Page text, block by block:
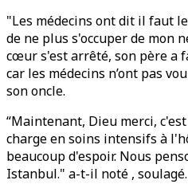
"Les médecins ont dit il faut
de ne plus s'occuper de mon
cœur s'est arrêté, son père a
car les médecins n’ont pas
son oncle.
“Maintenant, Dieu merci,
charge en soins intensifs à
beaucoup d'espoir. Nous
Istanbul." a-t-il noté , soulagé.